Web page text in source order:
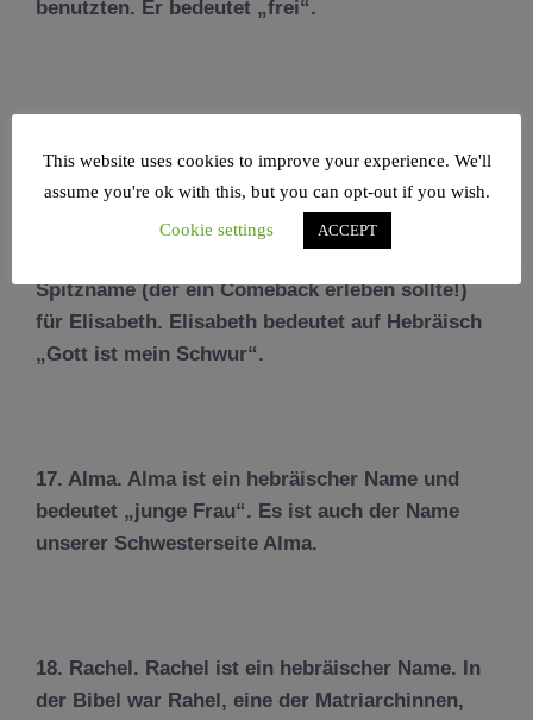
benutzten. Er bedeutet „frei“.
Spitzname (der ein Comeback erleben sollte!)
für Elisabeth. Elisabeth bedeutet auf Hebräisch
„Gott ist mein Schwur“.
17. Alma. Alma ist ein hebräischer Name und
bedeutet „junge Frau“. Es ist auch der Name
unserer Schwesterseite Alma.
18. Rachel. Rachel ist ein hebräischer Name. In
der Bibel war Rahel, eine der Matriarchinnen,
This website uses cookies to improve your experience. We'll
assume you're ok with this, but you can opt-out if you wish.
Cookie settings
ACCEPT